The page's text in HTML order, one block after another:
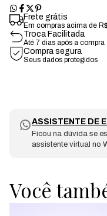
Frete grátis
Em compras acima de
Troca Facilitada
Até 7 dias após a compra
Compra segura
Seus dados protegidos
ASSISTENTE DE
Ficou na dúvida se
assistente virtual no
Você